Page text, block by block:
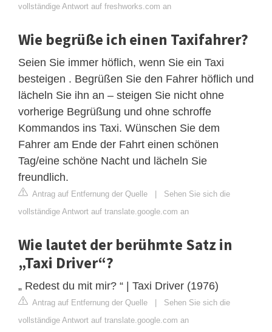
vollständige Antwort auf freshworks.com an
Wie begrüße ich einen Taxifahrer?
Seien Sie immer höflich, wenn Sie ein Taxi
besteigen . Begrüßen Sie den Fahrer höflich und
lächeln Sie ihn an – steigen Sie nicht ohne
vorherige Begrüßung und ohne schroffe
Kommandos ins Taxi. Wünschen Sie dem
Fahrer am Ende der Fahrt einen schönen
Tag/eine schöne Nacht und lächeln Sie
freundlich.
Antrag auf Entfernung der Quelle | Sehen Sie sich die
vollständige Antwort auf translate.google.com an
Wie lautet der berühmte Satz in
„Taxi Driver“?
„ Redest du mit mir? “ | Taxi Driver (1976)
Antrag auf Entfernung der Quelle | Sehen Sie sich die
vollständige Antwort auf translate.google.com an